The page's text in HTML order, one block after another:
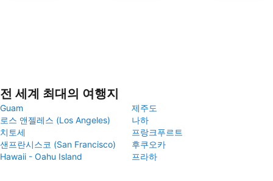
전 세계 최대의 여행지
Guam
제주도
로스 앤젤레스 (Los Angeles)
나하
치토세
프랑크푸르트
샌프란시스코 (San Francisco)
후쿠오카
Hawaii - Oahu Island
프라하